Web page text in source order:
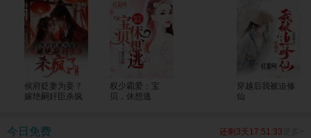
侯府贬妻为妾？
嫁绝嗣奸臣杀疯
权少霸爱：宝
贝，休想逃
穿越后我被迫修
仙
今日免费 还剩3天17:51:32